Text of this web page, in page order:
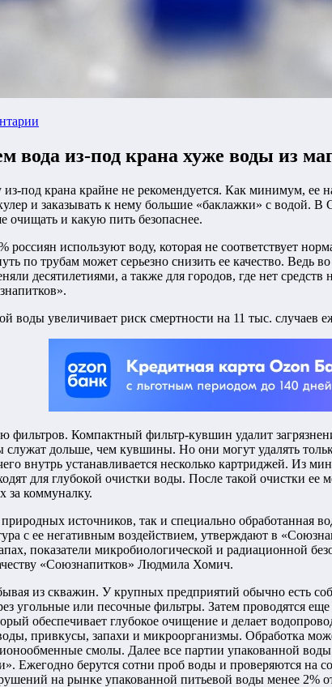
вода из-под крана хуже воды из
под крана крайне не рекомендуется. Как минимум,
и заказывать к нему большие «баклажки» с водой.
очищать и какую пить безопаснее.
используют воду, которая не соответствует
по трубам может серьезно снизить ее качество. Ведь
десятилетиями, а также для городов, где нет
воды увеличивает риск смертности на 11 тыс.
Компактный фильтр-кувшин удалит
служат дольше, чем кувшины. Но они могут удалять
внутрь устанавливается несколько картриджей. Из
для глубокой очистки воды. После такой очистки
за коммуналку.
источников, так и специально обработанная
с ее негативным воздействием, утверждают в
показатели микробиологической и радиационной
«Союзнапитков» Людмила Хомич.
из скважин. У крупных предприятий обычно есть
угольные или песочные фильтры. Затем проводятся
обеспечивает глубокое очищение и делает
привкусы, запахи и микроорганизмы. Обработка
смолы. Далее все партии упакованной
Ежегодно берутся сотни проб воды и проверяются на
на рынке упакованной питьевой воды менее 2%